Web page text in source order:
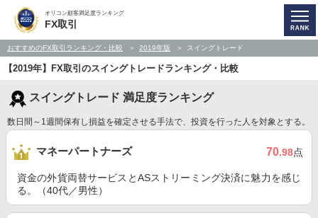
オリコン顧客満足度ランキング
FX取引
おすすめのFX取引ランキング・比較 2019年版 スイングトレード
【2019年】FX取引のスイングトレードランキング・比較
スイングトレード 満足度ランキング
数日間～1週間保有し損益を確定させる手法で、投資を行った人を対象とする。
マネーパートナーズ 70.98点
資金の外貨両替サービスとASストリーミング決済に魅力を感じ
る。（40代／男性）